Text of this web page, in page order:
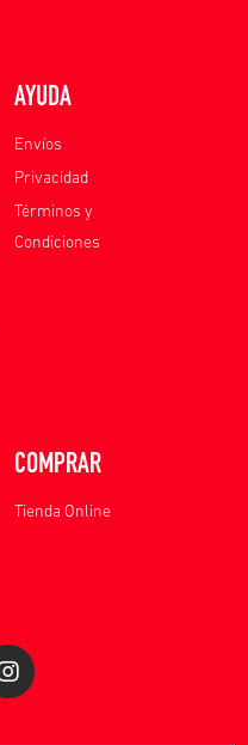
AYUDA
Envíos
Privacidad
Términos y
Condiciones
COMPRAR
Tienda Online